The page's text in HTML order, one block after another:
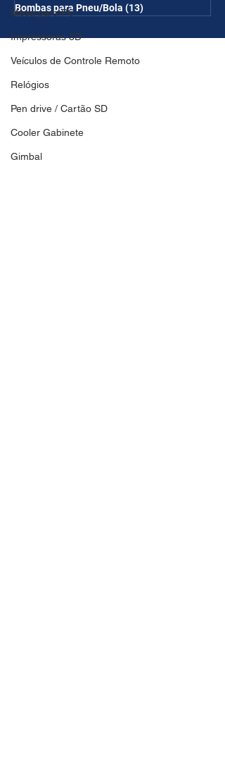
Mesa para PC
Impressoras 3D
Veículos de Controle Remoto
Relógios
Pen drive / Cartão SD
Cooler Gabinete
Gimbal
Bombas para Pneu/Bola (13)